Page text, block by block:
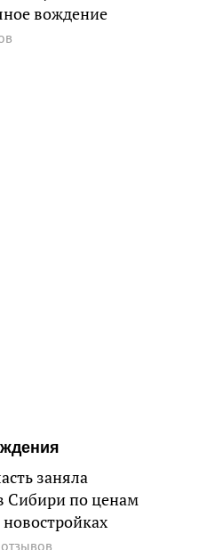
вождение
заняла
Сибири по ценам